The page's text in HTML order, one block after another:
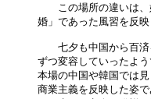
この場所の違いは、
婚」であった風習を反映
七夕も中国から百済
ずつ変容していったよ
本場の中国や韓国では
商業主義を反映した姿